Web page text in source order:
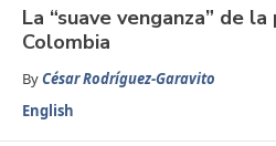
La “suave venganza” de la
Colombia
ByCésar Rodríguez-Garavito
English